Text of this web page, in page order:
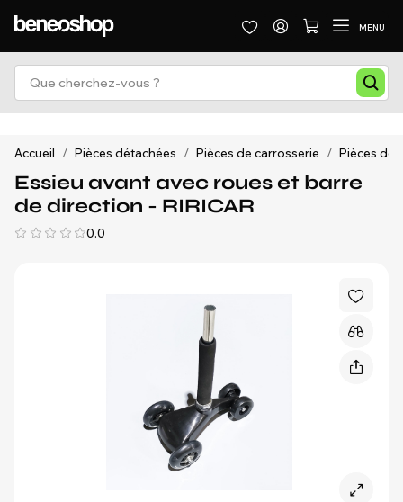
MENU
Accueil / Pièces détachées / Pièces de carrosserie / Pièces de
Essieu avant avec roues et barre
de direction - RIRICAR
0.0